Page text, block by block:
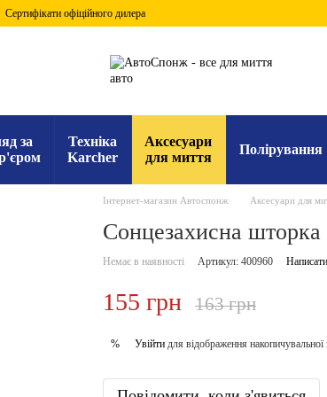
Сертифікати офіційного дилера
за
Техніка
Karcher
Аксесуари
для миття
Полірування
Інтернет-магазин Автоспонж Аксесуари для
Сонцезахисна
Немає в наявності Артикул: 400960
155 грн 163 грн
% Увійтидля відображення